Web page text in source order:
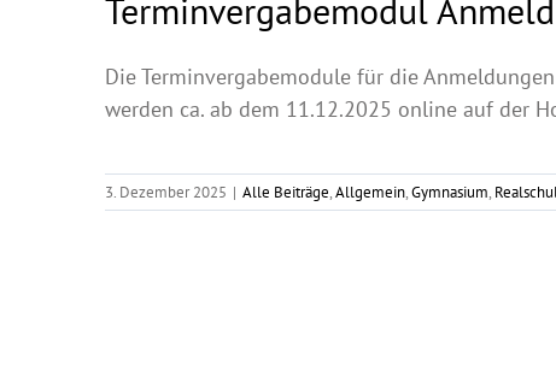
Terminvergabemodul
Die Terminvergabemodule für die
werden ca. ab dem 11.12.2025 online auf der
3. Dezember 2025 | Alle Beiträge,Allgemein,Gymnasium,